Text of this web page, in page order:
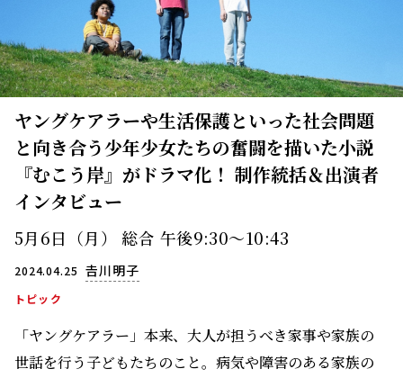
ヤングケアラーや生活保護といった社会問題
と向き合う少年少女たちの奮闘を描いた小説
『むこう岸』がドラマ化！ 制作統括＆出演者
インタビュー
5月6日（月） 総合 午後9:30〜10:43
2024.04.25 𠮷川明子
トピック
「ヤングケアラー」――本来、大人が担うべき家事や家族の
世話を行う子どもたちのこと。病気や障害のある家族の